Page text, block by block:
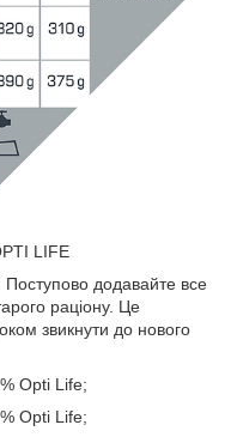
LIFE
додавайте все
раціону. Це
звикнути до нового
Opti Life;
Opti Life;